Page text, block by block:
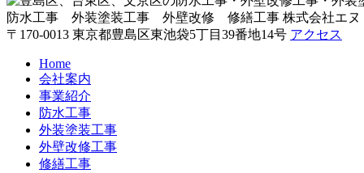
防水工事 外装塗装工事 外壁改修 修繕工事 株式会社エヌ
〒170-0013 東京都豊島区東池袋5丁目39番地14号 アクセス
Home
会社案内
事業紹介
防水工事
外装塗装工事
外壁改修工事
修繕工事